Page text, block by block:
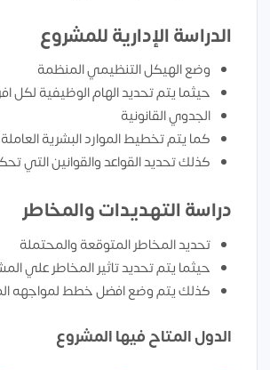
الدراسة الإدارية للمشروع
وضع الهيكل التنظيمي المنظمة
حيثما يتم تحديد الهام الوظيفية لكل
الجدوي القانونية
كما يتم تخطيط الموارد البشرية
كذلك تحديد القواعد والقوانين التي
دراسة التهديدات والمخاطر
تحديد المخاطر المتوقعة والمحتملة
حيثما يتم تحديد تاثير المخاطر علي
كذلك يتم وضع افضل خطط لمواجهه
الدول المتاح فيها المشروع